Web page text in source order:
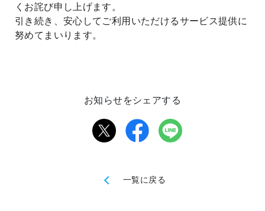
くお詫び申し上げます。
引き続き、安心してご利用いただけるサービス提供に
努めてまいります。
お知らせをシェアする
一覧に戻る